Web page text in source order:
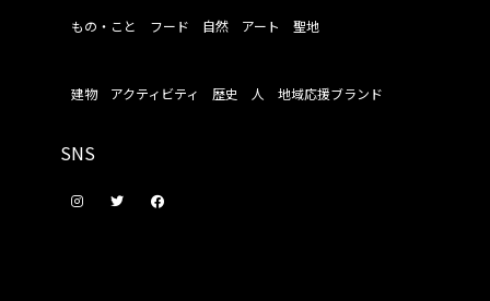
もの・こと フード 自然 アート 聖地
建物 アクティビティ 歴史 人 地域応援ブランド
SNS